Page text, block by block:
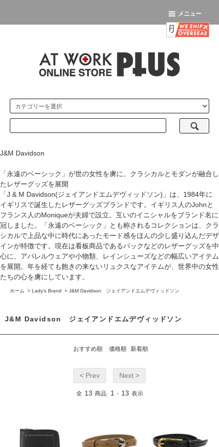
メニュー
J&M Davidson
「永遠のベーシック」が世の女性を虜に。クラシカルとモダンが融合し
たレザーグッズを展開
「J & M Davidson(ジェイアンドエムデヴィッドソン)」は、1984年に
イギリスで誕生したレザーグッズブランドです。イギリス人のJohnと
フランス人のMoniqueが夫婦で設立。互いのイニシャルをブランド名に
冠しました。「永遠のベーシック」とも称されるコレクションは、クラ
シカルで上品な中に時代にあったモード感をほんの少し盛り込んだデザ
インが特徴です。現在は看板商品であるバックなどのレザーグッズを中
心に、アパレルウェアや小物類、レインシューズなどの幅広いアイテム
を展開。年を経ても飽きの来ないリュクスなアイテムが、世界中の女性
たちの心を虜にしています。
ホーム > Lady's Brand > J&M Davidson ジェイアンドエムデヴィッドソン
J&M Davidson ジェイアンドエムデヴィッドソン
おすすめ順 価格順 新着順
< Prev Next >
全 13 商品 1 - 13 表示